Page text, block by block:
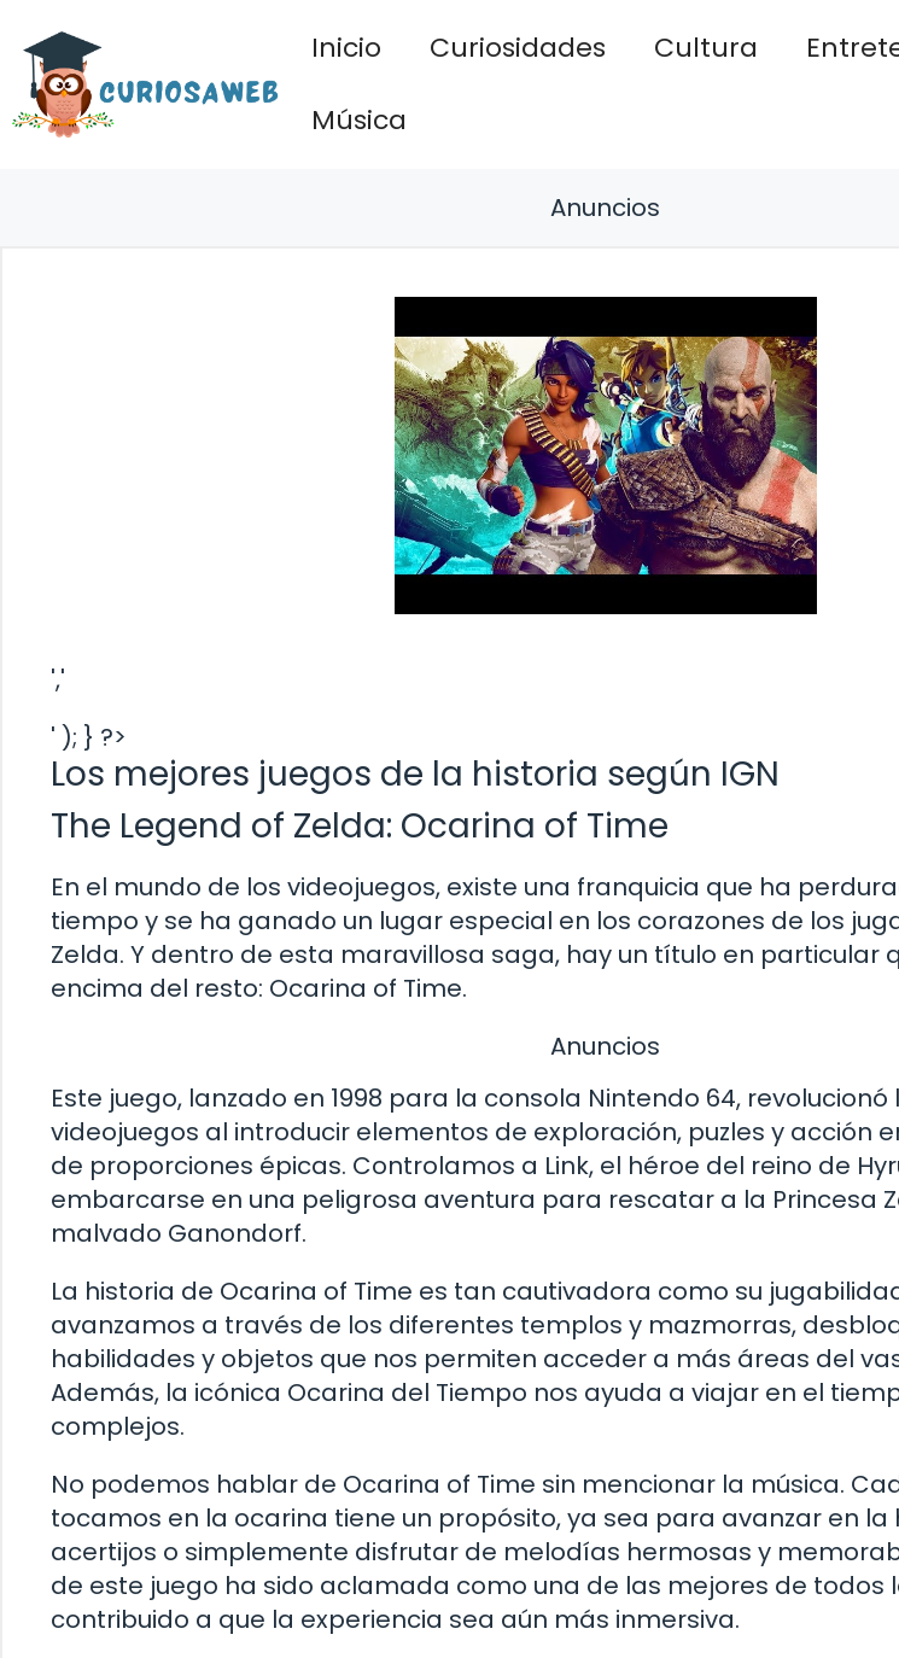
contenido
Inicio Curiosidades Cultura
Música
Anuncios
','
' ); } ?>
Los mejores juegos de la historia según IGN
The Legend of Zelda: Ocarina of Time
En el mundo de los videojuegos, existe una franquicia que ha
tiempo y se ha ganado un lugar especial en los corazones de los
Zelda. Y dentro de esta maravillosa saga, hay un título en particular
encima del resto: Ocarina of Time.
Anuncios
Este juego, lanzado en 1998 para la consola Nintendo 64,
videojuegos al introducir elementos de exploración, puzles y acción
de proporciones épicas. Controlamos a Link, el héroe del reino de
embarcarse en una peligrosa aventura para rescatar a la Princesa
malvado Ganondorf.
La historia de Ocarina of Time es tan cautivadora como su
avanzamos a través de los diferentes templos y mazmorras,
habilidades y objetos que nos permiten acceder a más áreas del
Además, la icónica Ocarina del Tiempo nos ayuda a viajar en el
complejos.
No podemos hablar de Ocarina of Time sin mencionar la música.
tocamos en la ocarina tiene un propósito, ya sea para avanzar en la
acertijos o simplemente disfrutar de melodías hermosas y
de este juego ha sido aclamada como una de las mejores de todos
contribuido a que la experiencia sea aún más inmersiva.